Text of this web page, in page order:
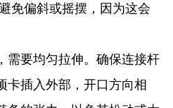
免偏斜或摇摆，因为这会
需要均匀拉伸。确保连接杆
卡插入外部，开口方向相